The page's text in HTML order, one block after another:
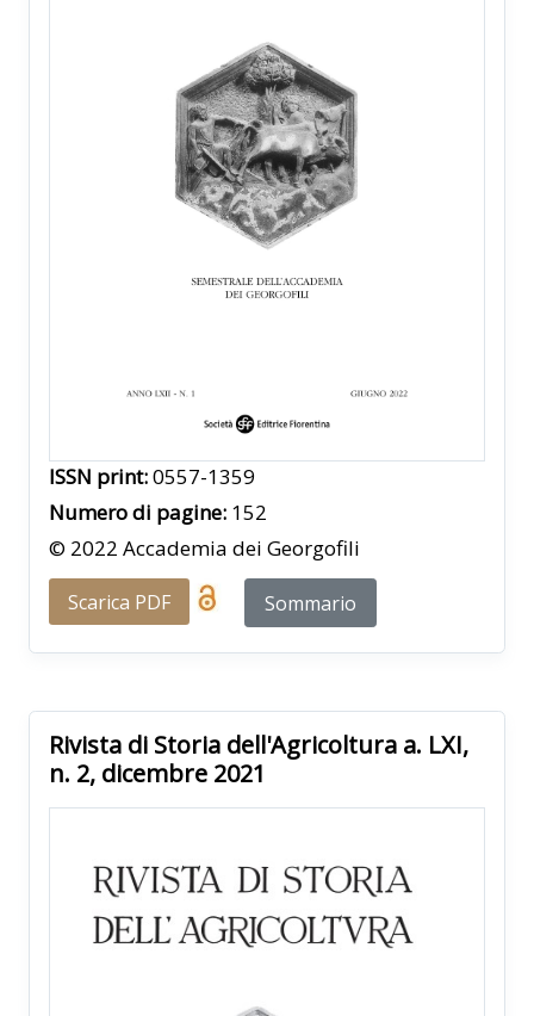
ISSN print:0557-1359
Numero di pagine: 152
© 2022 Accademia dei Georgofili
Scarica PDF Sommario
Rivista di Storia dell'Agricoltura a. LXI,
n. 2, dicembre 2021